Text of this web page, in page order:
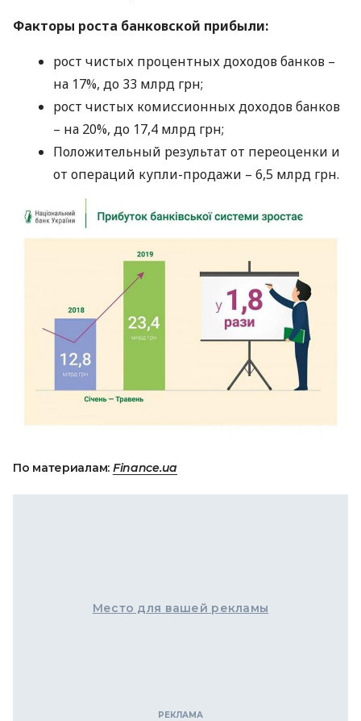
Факторы роста банковской прибыли:
рост чистых процентных доходов банков –
на 17%, до 33 млрд грн;
рост чистых комиссионных доходов банков
– на 20%, до 17,4 млрд грн;
Положительный результат от переоценки и
от операций купли-продажи – 6,5 млрд грн.
По материалам: Finance.ua
Место для вашей рекламы